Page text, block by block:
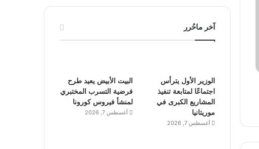
آخر ماحُرر
الوزير الأول يترأس
اجتماعًا لمتابعة تنفيذ
المشاريع الكبرى في
موريتانيا
أغسطس 7, 2026
البيت الأبيض يعيد طرح
فرضية التسرب المختبري
لمنشأ فيروس كورونا
أغسطس 7, 2026